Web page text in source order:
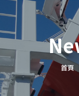
首頁